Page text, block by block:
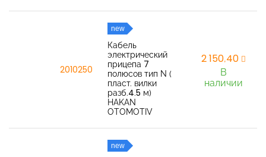
2010250
new
Кабель
электрический
прицепа 7
полюсов тип N (
пласт. вилки
разб.4.5 м)
HAKAN
OTOMOTIV
2 150,40
В
наличии
new